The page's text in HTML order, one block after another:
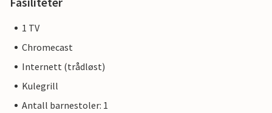
1 TV
Chromecast
Internett (trådløst)
Kulegrill
Antall barnestoler: 1